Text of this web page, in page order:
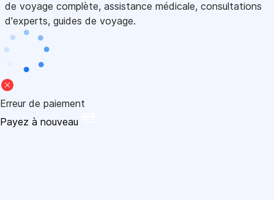
de voyage complète, assistance médicale, consultations
d'experts, guides de voyage.
Erreur de paiement
Payez à nouveau